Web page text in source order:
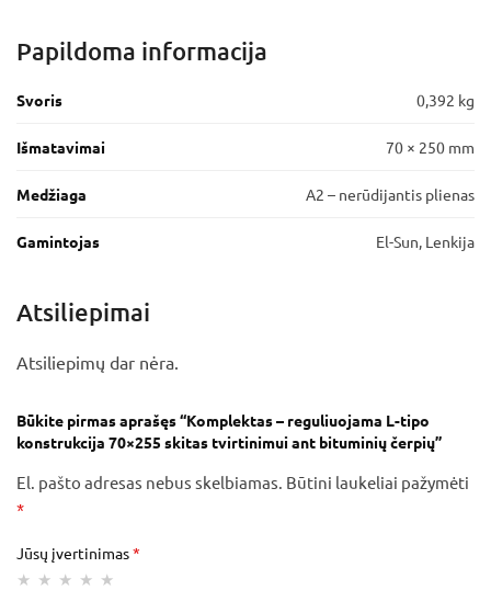
Papildoma informacija
Svoris 0,392 kg
Išmatavimai 70 × 250 mm
Medžiaga A2 – nerūdijantis plienas
Gamintojas El-Sun, Lenkija
Atsiliepimai
Atsiliepimų dar nėra.
Būkite pirmas aprašęs “Komplektas – reguliuojama L-tipo
konstrukcija 70×255 skitas tvirtinimui ant bituminių čerpių”
El. pašto adresas nebus skelbiamas. Būtini laukeliai pažymėti
*
Jūsų įvertinimas*